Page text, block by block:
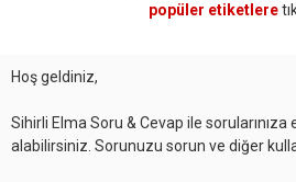
popüler etiketlere
Hoş geldiniz,
Sihirli Elma Soru & Cevap ile sorularınıza
alabilirsiniz. Sorunuzu sorun ve diğer